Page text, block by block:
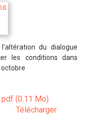
du dialogue
les conditions dans
octobre
(0.11 Mo)
Télécharger